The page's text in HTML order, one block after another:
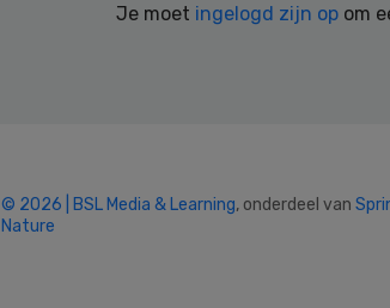
Je moet ingelogd zijn op om
© 2026 | BSL Media & Learning, onderdeel van
Nature